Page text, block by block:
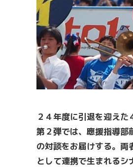
２４年度に引退を迎え
第２弾では、應援指導部
の対談をお届けする。
として連携で生まれるシ